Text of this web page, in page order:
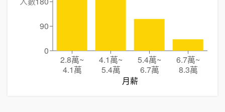
2.8萬~
4.1萬
4.1萬~
5.4萬
5.4萬~
6.7萬
6.7萬~
8.3萬
月薪
0
90